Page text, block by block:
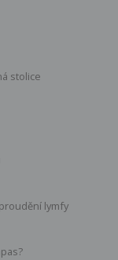
stolice
lymfy